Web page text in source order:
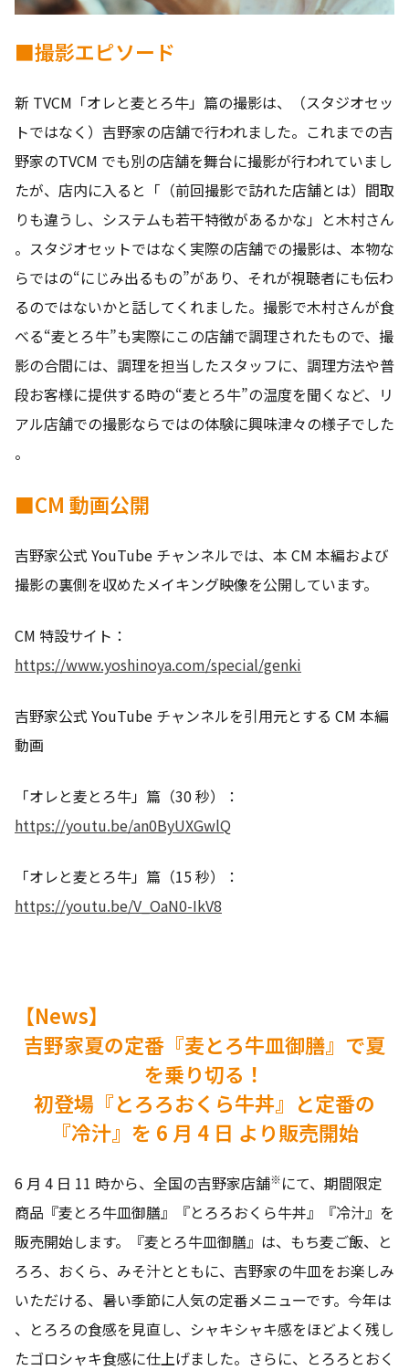
■撮影エピソード
新 TVCM「オレと麦とろ牛」篇の撮影は、（スタジオセッ
トではなく）吉野家の店舗で行われました。これまでの吉
野家のTVCM でも別の店舗を舞台に撮影が行われていまし
たが、店内に入ると「（前回撮影で訪れた店舗とは）間取
りも違うし、システムも若干特徴があるかな」と木村さん
。スタジオセットではなく実際の店舗での撮影は、本物な
らではの“にじみ出るもの”があり、それが視聴者にも伝わ
るのではないかと話してくれました。撮影で木村さんが食
べる“麦とろ牛”も実際にこの店舗で調理されたもので、撮
影の合間には、調理を担当したスタッフに、調理方法や普
段お客様に提供する時の“麦とろ牛”の温度を聞くなど、リ
アル店舗での撮影ならではの体験に興味津々の様子でした
。
■CM 動画公開
吉野家公式 YouTube チャンネルでは、本 CM 本編および
撮影の裏側を収めたメイキング映像を公開しています。
CM 特設サイト：
https://www.yoshinoya.com/special/genki
吉野家公式 YouTube チャンネルを引用元とする CM 本編
動画
「オレと麦とろ牛」篇（30 秒）：
https://youtu.be/an0ByUXGwlQ
「オレと麦とろ牛」篇（15 秒）：
https://youtu.be/V_OaN0-IkV8
【News】
吉野家夏の定番『麦とろ牛皿御膳』で夏
を乗り切る！
初登場『とろろおくら牛丼』と定番の
『冷汁』を 6 月 4 日 より販売開始
6 月 4 日 11 時から、全国の吉野家店舗※にて、期間限定
商品『麦とろ牛皿御膳』『とろろおくら牛丼』『冷汁』を
販売開始します。『麦とろ牛皿御膳』は、もち麦ご飯、と
ろろ、おくら、みそ汁とともに、吉野家の牛皿をお楽しみ
いただける、暑い季節に人気の定番メニューです。今年は
、とろろの食感を見直し、シャキシャキ感をほどよく残し
たゴロシャキ食感に仕上げました。さらに、とろろとおく